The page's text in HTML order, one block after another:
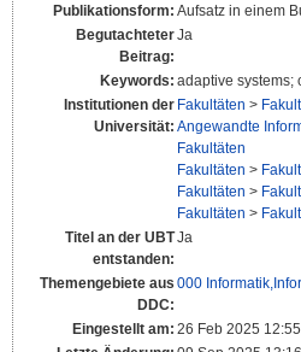
Publikationsform: Aufsatz in einem
Begutachteter
Beitrag:
Ja
Keywords: adaptive systems;
Institutionen der
Universität:
Fakultäten >
Angewandte
Fakultäten
Fakultäten >
Fakultäten >
Fakultäten >
Titel an der UBT
entstanden:
Ja
Themengebiete aus
DDC:
000
Eingestellt am: 26 Feb 2025 12:55